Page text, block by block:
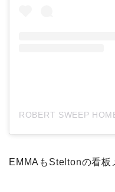
EMMAもSteltonの看板